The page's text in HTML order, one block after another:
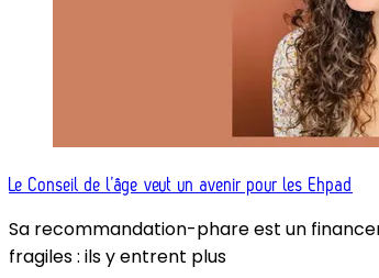
Le Conseil de l’âge veut un avenir pour les Ehpad
Sa recommandation-phare est un
fragiles : ils y entrent plus